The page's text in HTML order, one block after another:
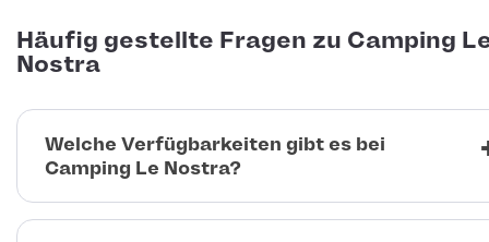
Häufig gestellte Fragen zu Camping
Nostra
Welche Verfügbarkeiten gibt es bei
Camping Le Nostra?